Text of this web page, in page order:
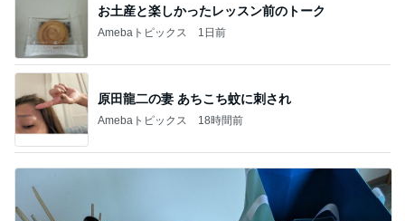
お土産と楽しかったレッスン前のトーク
Amebaトピックス 1日前
原田龍二の妻 あちこち蚊に刺され
Amebaトピックス 18時間前